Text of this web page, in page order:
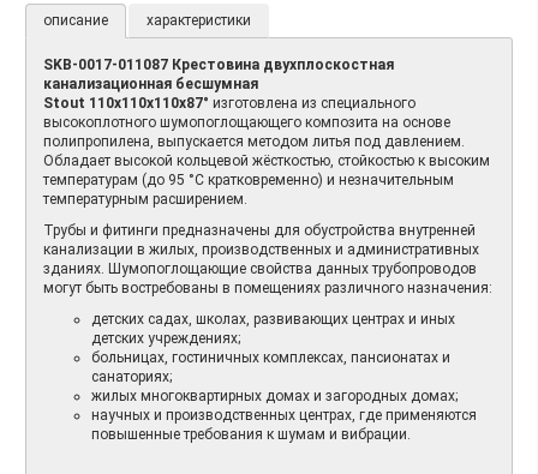
описание характеристики
SKB-0017-011087 Крестовина двухплоскостная
канализационная бесшумная
Stout 110х110х110х87° изготовлена из специального
высокоплотного шумопоглощающего композита на основе
полипропилена, выпускается методом литья под давлением.
Обладает высокой кольцевой жёсткостью, стойкостью к высоким
температурам (до 95 °С кратковременно) и незначительным
температурным расширением.
Трубы и фитинги предназначены для обустройства внутренней
канализации в жилых, производственных и административных
зданиях. Шумопоглощающие свойства данных трубопроводов
могут быть востребованы в помещениях различного назначения:
детских садах, школах, развивающих центрах и иных
детских учреждениях;
больницах, гостиничных комплексах, пансионатах и
санаториях;
жилых многоквартирных домах и загородных домах;
научных и производственных центрах, где применяются
повышенные требования к шумам и вибрации.